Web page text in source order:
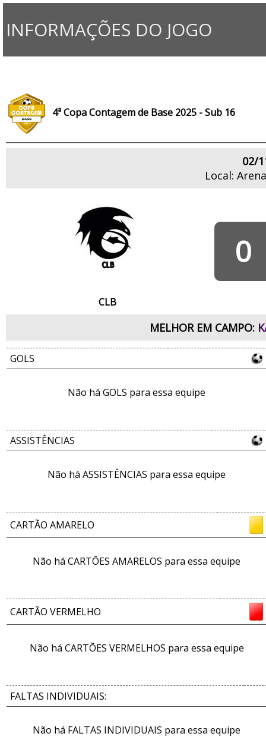
INFORMAÇÕES DO JOGO
4ª Copa Contagem de Base 2025 - Sub 16
02/
Local:
CLB
0
MELHOR EM CAMPO:
GOLS
Não há GOLS para essa equipe
ASSISTÊNCIAS
Não há ASSISTÊNCIAS para essa equipe
CARTÃO AMARELO
Não há CARTÕES AMARELOS para essa equipe
CARTÃO VERMELHO
Não há CARTÕES VERMELHOS para essa equipe
FALTAS INDIVIDUAIS:
Não há FALTAS INDIVIDUAIS para essa equipe